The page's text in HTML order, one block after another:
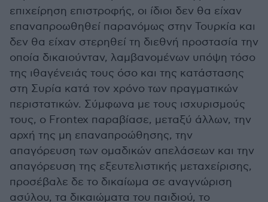
επιχείρηση επιστροφής, οι ίδιοι δεν θα είχαν
επαναπροωθηθεί παρανόμως στην Τουρκία και
δεν θα είχαν στερηθεί τη διεθνή προστασία την
οποία δικαιούνταν, λαμβανομένων υπόψη τόσο
της ιθαγένειάς τους όσο και της κατάστασης
στη Συρία κατά τον χρόνο των πραγματικών
περιστατικών. Σύμφωνα με τους ισχυρισμούς
τους, ο Frontex παραβίασε, μεταξύ άλλων, την
αρχή της μη επαναπροώθησης, την
απαγόρευση των ομαδικών απελάσεων και την
απαγόρευση της εξευτελιστικής μεταχείρισης,
προσέβαλε δε το δικαίωμα σε αναγνώριση
ασύλου, τα δικαιώματα του παιδιού, το